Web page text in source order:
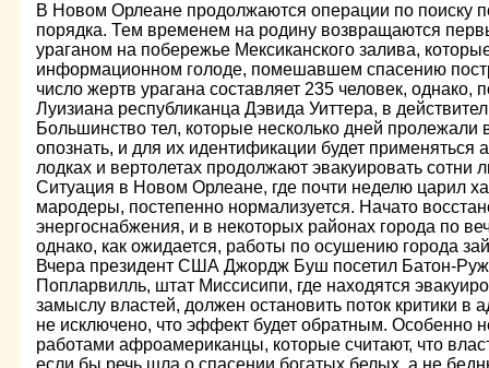
В Новом Орлеане продолжаются операции по поиску
порядка. Тем временем на родину возвращаются
ураганом на побережье Мексиканского залива,
информационном голоде, помешавшем спасению
число жертв урагана составляет 235 человек, однако,
Луизиана республиканца Дэвида Уиттера, в
Большинство тел, которые несколько дней
опознать, и для их идентификации будет применяться
лодках и вертолетах продолжают эвакуировать
Ситуация в Новом Орлеане, где почти неделю царил
мародеры, постепенно нормализуется. Начато
энергоснабжения, и в некоторых районах города по
однако, как ожидается, работы по осушению города
Вчера президент США Джордж Буш посетил Батон-
Попларвилль, штат Миссисипи, где находятся
замыслу властей, должен остановить поток критики в
не исключено, что эффект будет обратным. Особенно
работами афроамериканцы, которые считают, что
если бы речь шла о спасении богатых белых, а не